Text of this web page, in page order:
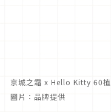
京城之霜 x Hello Kitty 60植
圖片：品牌提供